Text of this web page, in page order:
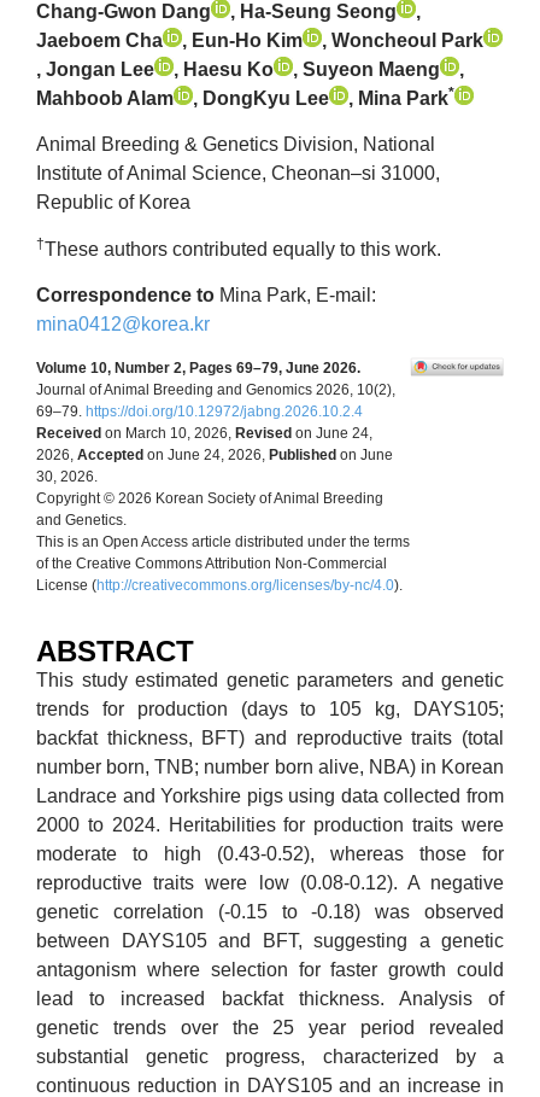
Chang-Gwon Dang
, Ha-Seung Seong
,
Jaeboem Cha
, Eun-Ho Kim
, Woncheoul Park
, Jongan Lee
, Haesu Ko , Suyeon Maeng
,
Mahboob Alam
, DongKyu Lee , Mina Park*
Animal Breeding & Genetics Division, National
Institute of Animal Science, Cheonan–si 31000,
Republic of Korea
†These authors contributed equally to this work.
Correspondence to Mina Park, E-mail:
mina0412@korea.kr
Volume 10, Number 2, Pages 69–79, June 2026.
Journal of Animal Breeding and Genomics 2026, 10(2),
69–79. https://doi.org/10.12972/jabng.2026.10.2.4
Received on March 10, 2026, Revised on June 24,
2026, Accepted on June 24, 2026, Published on June
30, 2026.
Copyright © 2026 Korean Society of Animal Breeding
and Genetics.
This is an Open Access article distributed under the terms
of the Creative Commons Attribution Non-Commercial
License (http://creativecommons.org/licenses/by-nc/4.0).
ABSTRACT
This study estimated genetic parameters and genetic
trends for production (days to 105 kg, DAYS105;
backfat thickness, BFT) and reproductive traits (total
number born, TNB; number born alive, NBA) in Korean
Landrace and Yorkshire pigs using data collected from
2000 to 2024. Heritabilities for production traits were
moderate to high (0.43-0.52), whereas those for
reproductive traits were low (0.08-0.12). A negative
genetic correlation (-0.15 to -0.18) was observed
between DAYS105 and BFT, suggesting a genetic
antagonism where selection for faster growth could
lead to increased backfat thickness. Analysis of
genetic trends over the 25 year period revealed
substantial genetic progress, characterized by a
continuous reduction in DAYS105 and an increase in